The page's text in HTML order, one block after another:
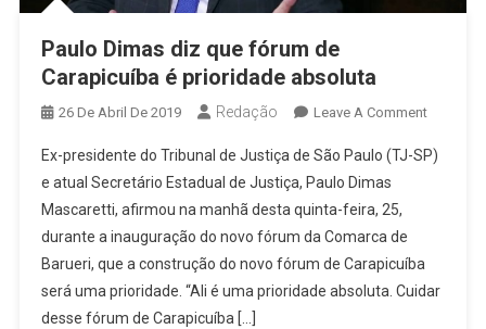
Paulo Dimas diz que fórum de
Carapicuíba é prioridade absoluta
26 De Abril De 2019 Redação Leave A CommentOn
Dimas
Ex-presidente do Tribunal de Justiça de São Paulo (TJ-SP)
e atual Secretário Estadual de Justiça, Paulo Dimas
Mascaretti, afirmou na manhã desta quinta-feira, 25,
durante a inauguração do novo fórum da Comarca de
Barueri, que a construção do novo fórum de Carapicuíba
será uma prioridade. “Ali é uma prioridade absoluta. Cuidar
desse fórum de Carapicuíba […]